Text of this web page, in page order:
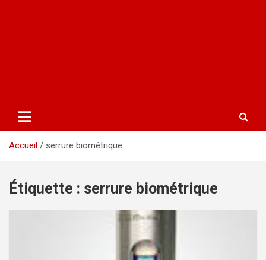
Accueil serrure biométrique
Étiquette : serrure biométrique